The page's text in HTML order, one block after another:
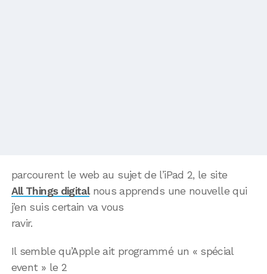
parcourent le web au sujet de l’iPad 2, le site
All Things digitalnous apprends une nouvelle qui
j’en suis certain va vous
ravir.
Il semble qu’Apple ait programmé un « spécial
event » le 2